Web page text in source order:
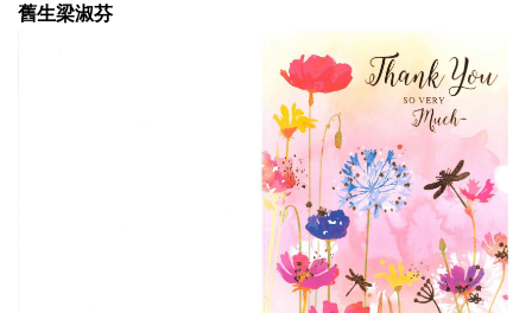
舊生梁淑芬